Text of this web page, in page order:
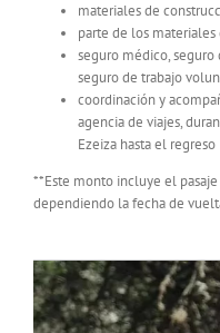
materiales de
parte de los
seguro médico, seguro
seguro de trabajo
coordinación y
agencia de viajes,
Ezeiza hasta el regreso
**Este monto incluye el
dependiendo la fecha de